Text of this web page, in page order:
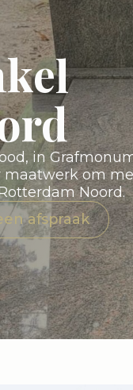
in
om
Noord.
afspraak